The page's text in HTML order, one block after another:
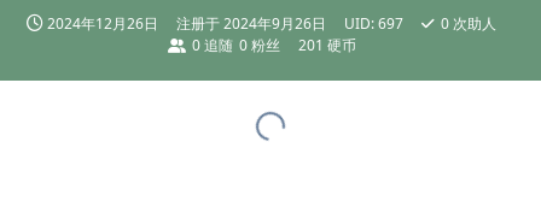
2024年12月26日 注册于2024年9月26日 UID:697 0 次助人
0 追随 0 粉丝 201 硬币